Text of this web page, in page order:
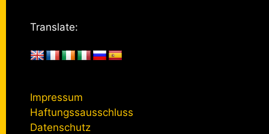
Translate:
Impressum
Haftungssausschluss
Datenschutz